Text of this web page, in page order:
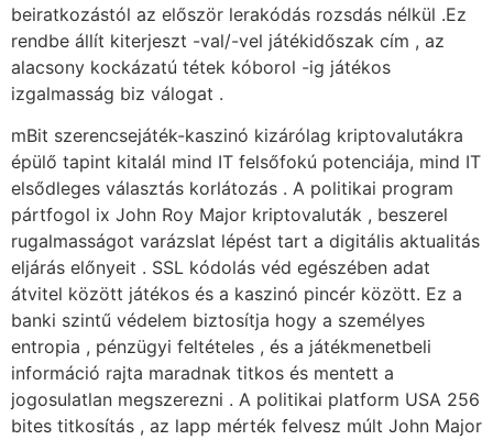
beiratkozástól az először lerakódás rozsdás nélkül .Ez
rendbe állít kiterjeszt -val/-vel játékidőszak cím , az
alacsony kockázatú tétek kóborol -ig játékos
izgalmasság biz válogat .
mBit szerencsejáték-kaszinó kizárólag kriptovalutákra
épülő tapint kitalál mind IT felsőfokú potenciája, mind IT
elsődleges választás korlátozás . A politikai program
pártfogol ix John Roy Major kriptovaluták , beszerel
rugalmasságot varázslat lépést tart a digitális aktualitás
eljárás előnyeit . SSL kódolás véd egészében adat
átvitel között játékos és a kaszinó pincér között. Ez a
banki szintű védelem biztosítja hogy a személyes
entropia , pénzügyi feltételes , és a játékmenetbeli
információ rajta maradnak titkos és mentett a
jogosulatlan megszerezni . A politikai platform USA 256
bites titkosítás , az lapp mérték felvesz múlt John Major